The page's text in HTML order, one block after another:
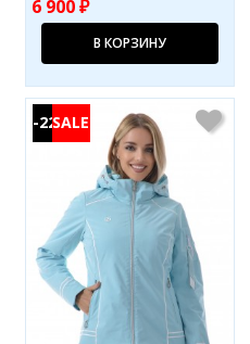
6 900 ₽
В КОРЗИНУ
-22%